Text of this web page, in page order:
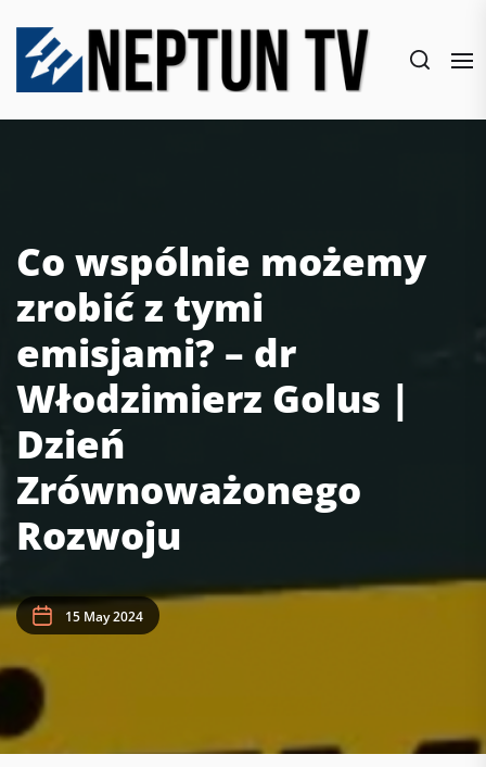
content
Co wspólnie możemy
zrobić z tymi
emisjami? – dr
Włodzimierz Golus |
Dzień
Zrównoważonego
Rozwoju
15 May 2024